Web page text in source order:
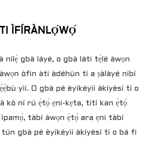
ÌFÍRÀNLỌ́WỌ́
nílẹ̀ gbà láyè, o gbà láti tẹ̀lé àwọn
òfin àti àdéhùn tí a ṣàlàyé níbí
yìí. O gbà pé èyíkéyìí àkíyèsí tí o
kò ní rú ẹ̀tọ́ ẹni-kẹta, títí kan ẹ̀tọ́
ìpamọ́, tàbí àwọn ẹ̀tọ́ ara ẹni tàbí
tún gbà pé èyíkéyìí àkíyèsí tí o bá fi